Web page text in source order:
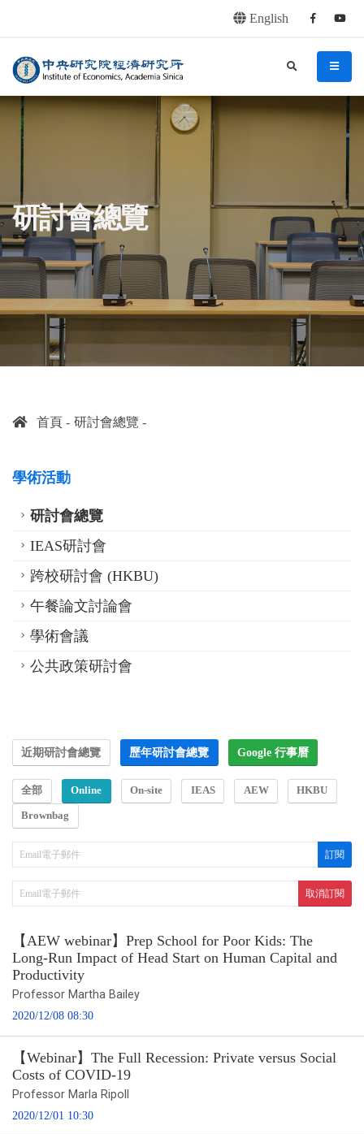
English Facebook
中央研究院經濟研究所 menu
search
:::
研討會總覽
首頁 研討會總覽
學術活動
研討會總覽
IEAS研討會
跨校研討會 (HKBU)
午餐論文討論會
學術會議
公共政策研討會
近期研討會總覽 歷年研討會總覽 Google 行事曆
全部 Online On-site IEAS AEW HKBU
Brownbag
【AEW webinar】Prep School for Poor Kids: The
Long-Run Impact of Head Start on Human Capital and
Productivity
Professor Martha Bailey
2020/12/08 08:30
【Webinar】The Full Recession: Private versus Social
Costs of COVID-19
Professor Marla Ripoll
2020/12/01 10:30